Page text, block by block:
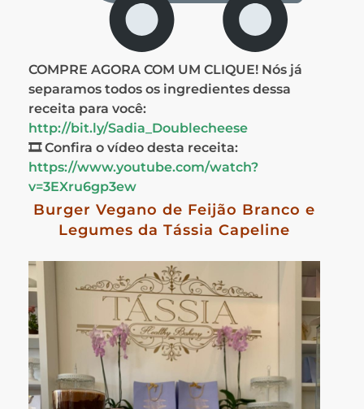
COMPRE AGORA COM UM CLIQUE! Nós já
separamos todos os ingredientes dessa
receita para você:
http://bit.ly/Sadia_Doublecheese
🎞 Confira o vídeo desta receita:
https://www.youtube.com/watch?
v=3EXru6gp3ew
Burger Vegano de Feijão Branco e
Legumes da Tássia Capeline